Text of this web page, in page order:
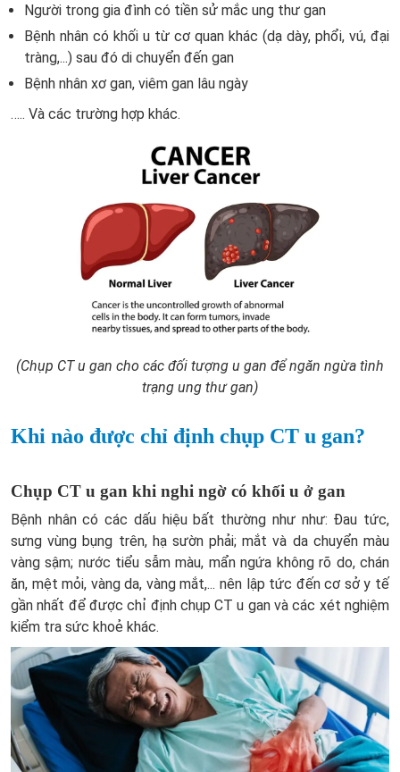
Người trong gia đình có tiền sử mắc ung thư gan
Bệnh nhân có khối u từ cơ quan khác (dạ dày, phổi, vú, đại
tràng,...) sau đó di chuyển đến gan
Bệnh nhân xơ gan, viêm gan lâu ngày
….. Và các trường hợp khác.
(Chụp CT u gan cho các đối tượng u gan để ngăn ngừa tình
trạng ung thư gan)
Khi nào được chỉ định chụp CT u gan?
Chụp CT u gan khi nghi ngờ có khối u ở gan
Bệnh nhân có các dấu hiệu bất thường như như: Đau tức,
sưng vùng bụng trên, hạ sườn phải; mắt và da chuyển màu
vàng sậm; nước tiểu sẫm màu, mẩn ngứa không rõ do, chán
ăn, mệt mỏi, vàng da, vàng mắt,... nên lập tức đến cơ sở y tế
gần nhất để được chỉ định chụp CT u gan và các xét nghiệm
kiểm tra sức khoẻ khác.